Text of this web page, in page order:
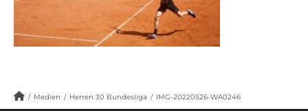
/ Medien / Herren 30 Bundesliga / IMG-20220526-WA0246